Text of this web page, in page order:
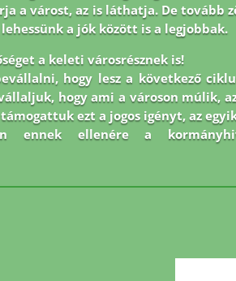
a várost, az is láthatja. De
a jók között is a legjobbak.
a keleti városrésznek is!
hogy lesz a következő
hogy ami a városon múlik,
ezt a jogos igényt, az
ennek ellenére a